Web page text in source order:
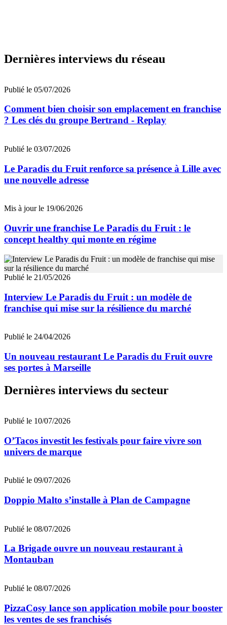
Dernières interviews du réseau
Publié le 05/07/2026
Comment bien choisir son emplacement en franchise
? Les clés du groupe Bertrand - Replay
Publié le 03/07/2026
Le Paradis du Fruit renforce sa présence à Lille avec
une nouvelle adresse
Mis à jour le 19/06/2026
Ouvrir une franchise Le Paradis du Fruit : le
concept healthy qui monte en régime
Publié le 21/05/2026
Interview Le Paradis du Fruit : un modèle de
franchise qui mise sur la résilience du marché
Publié le 24/04/2026
Un nouveau restaurant Le Paradis du Fruit ouvre
ses portes à Marseille
Dernières interviews du secteur
Publié le 10/07/2026
O’Tacos investit les festivals pour faire vivre son
univers de marque
Publié le 09/07/2026
Doppio Malto s’installe à Plan de Campagne
Publié le 08/07/2026
La Brigade ouvre un nouveau restaurant à
Montauban
Publié le 08/07/2026
PizzaCosy lance son application mobile pour booster
les ventes de ses franchisés